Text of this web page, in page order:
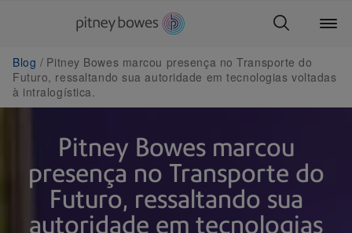
Blog
Pitney Bowes marcou presença no Transporte do
Futuro, ressaltando sua autoridade em tecnologias voltadas
à intralogística.
Pitney Bowes marcou
presença no Transporte do
Futuro, ressaltando sua
autoridade em tecnologias